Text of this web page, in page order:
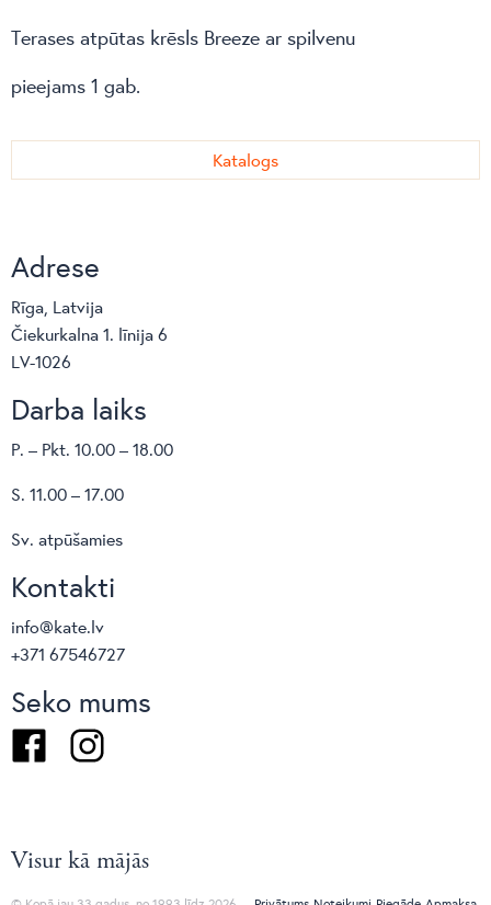
Terases atpūtas krēsls Breeze ar spilvenu
pieejams 1 gab.
Katalogs
Adrese
Rīga, Latvija
Čiekurkalna 1. līnija 6
LV-1026
Darba laiks
P. – Pkt. 10.00 – 18.00
S. 11.00 – 17.00
Sv. atpūšamies
Kontakti
info@kate.lv
+371 67546727
Seko mums
FacebookInstagram
Visur kā mājās